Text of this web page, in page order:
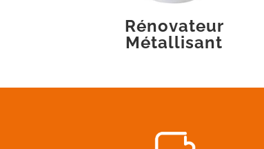
Rénovateur
Métallisant